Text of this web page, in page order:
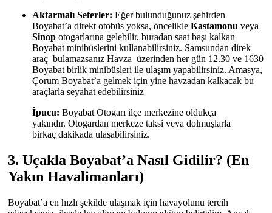
Aktarmalı Seferler: Eğer bulunduğunuz şehirden
Boyabat’a direkt otobüs yoksa, öncelikle Kastamonu veya
Sinop otogarlarına gelebilir, buradan saat başı kalkan
Boyabat minibüslerini kullanabilirsiniz. Samsundan direk
araç bulamazsanız Havza üzerinden her gün 12.30 ve 1630
Boyabat birlik minibüsleri ile ulaşım yapabilirsiniz. Amasya,
Çorum Boyabat’a gelmek için yine havzadan kalkacak bu
araçlarla seyahat edebilirsiniz
İpucu: Boyabat Otogarı ilçe merkezine oldukça
yakındır. Otogardan merkeze taksi veya dolmuşlarla
birkaç dakikada ulaşabilirsiniz.
3. Uçakla Boyabat’a Nasıl Gidilir? (En
Yakın Havalimanları)
Boyabat’a en hızlı şekilde ulaşmak için havayolunu tercih